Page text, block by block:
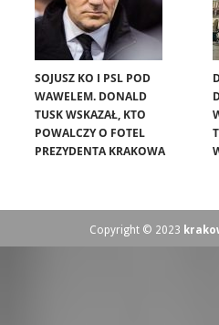
SOJUSZ KO I PSL POD
WAWELEM. DONALD
TUSK WSKAZAŁ, KTO
POWALCZY O FOTEL
PREZYDENTA KRAKOWA
Copyright © 2023